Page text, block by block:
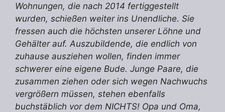
Wohnungen, die nach 2014 fertiggestellt
wurden, schießen weiter ins Unendliche. Sie
fressen auch die höchsten unserer Löhne und
Gehälter auf. Auszubildende, die endlich von
zuhause ausziehen wollen, finden immer
schwerer eine eigene Bude. Junge Paare, die
zusammen ziehen oder sich wegen Nachwuchs
vergrößern müssen, stehen ebenfalls
buchstäblich vor dem NICHTS! Opa und Oma,